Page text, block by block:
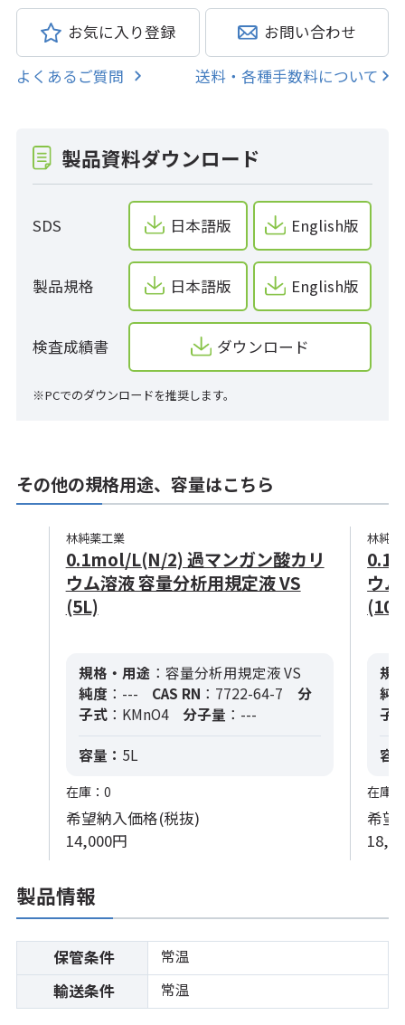
お気に入り登録 お問い合わせ
よくあるご質問 送料・各種手数料について
製品資料ダウンロード
SDS 日本語版 English版
製品規格 日本語版 English版
検査成績書 ダウンロード
※PCでのダウンロードを推奨します。
その他の規格用途、容量はこちら
林純薬工業
0.1mol/L(N/2) 過マンガン酸カリ
ウム溶液 容量分析用規定液 VS
(5L)
規格・用途 ：容量分析用規定液 VS
純度 ：--- CAS RN ：7722-64-7
分
子式：KMnO4 分子量 ：---
容量： 5L
在庫：0
希望納入価格(税抜)
14,000円
林純
ウ
規
純
子
容
在庫
希望
製品情報
保管条件 常温
輸送条件 常温